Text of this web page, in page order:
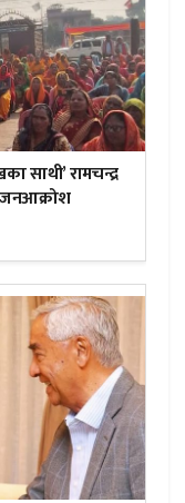
साथी’ रामचन्द्र
जनआक्रोश